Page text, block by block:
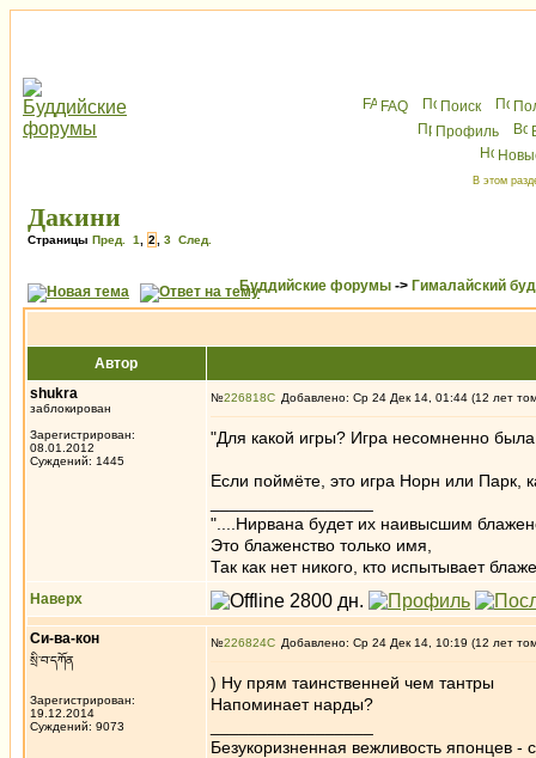
FAQ Поиск
Профиль
В этом
Дакини
Страницы Пред. 1 2 3 След.
Буддийские форумы -> Гималайский
Автор
shukra
заблокирован
Зарегистрирован:
08.01.2012
Суждений: 1445
№226818 Добавлено: Ср 24 Дек 14, 01:44 (12 лет
"Для какой игры? Игра несомненно
Если поймёте, это игра Норн или Парк,
"....Нирвана будет их наивысшим
Это блаженство только имя,
Так как нет никого, кто испытывает
Наверх
Си-ва-кон
སྲི་བ་དཀོན
Зарегистрирован:
19.12.2014
Суждений: 9073
№226824 Добавлено: Ср 24 Дек 14, 10:19 (12 лет
) Ну прям таинственней чем тантры
Напоминает нарды?
Безукоризненная вежливость японцев -